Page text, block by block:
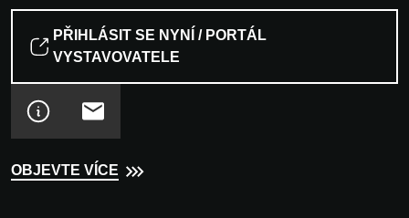
PŘIHLÁSIT SE NYNÍ / PORTÁL
VYSTAVOVATELE
OBJEVTE VÍCE